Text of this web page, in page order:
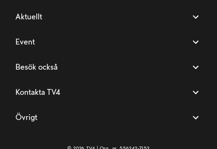
Aktuellt
Event
Besök också
Kontakta TV4
Övrigt